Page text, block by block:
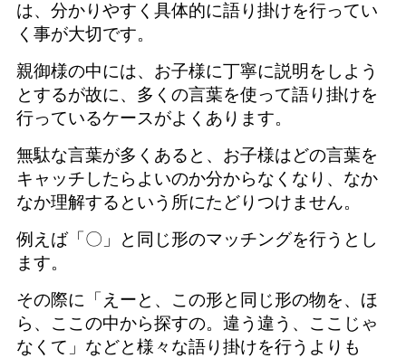
は、分かりやすく具体的に語り掛けを行ってい
く事が大切です。
親御様の中には、お子様に丁寧に説明をしよう
とするが故に、多くの言葉を使って語り掛けを
行っているケースがよくあります。
無駄な言葉が多くあると、お子様はどの言葉を
キャッチしたらよいのか分からなくなり、なか
なか理解するという所にたどりつけません。
例えば「〇」と同じ形のマッチングを行うとし
ます。
その際に「えーと、この形と同じ形の物を、ほ
ら、ここの中から探すの。違う違う、ここじゃ
なくて」などと様々な語り掛けを行うよりも